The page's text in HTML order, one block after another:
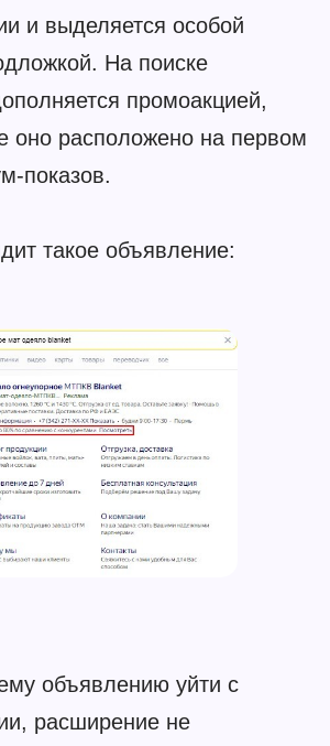
и выделяется особой
На поиске
промоакцией,
оно расположено на первом
показов.
такое объявление:
объявлению уйти с
расширение не